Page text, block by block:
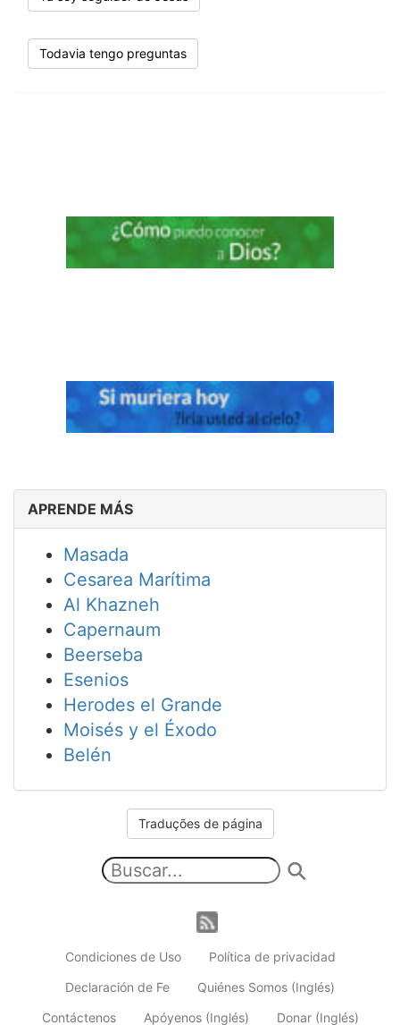
Todavia tengo preguntas
APRENDE MÁS
Masada
Cesarea Marítima
Al Khazneh
Capernaum
Beerseba
Esenios
Herodes el Grande
Moisés y el Éxodo
Belén
Traduções de página
Condiciones de Uso
Política de privacidad
Declaración de Fe
Quiénes Somos (Inglés)
Contáctenos
Apóyenos (Inglés) Donar (Inglés)